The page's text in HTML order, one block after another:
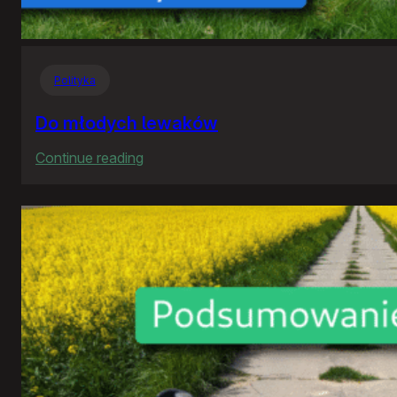
Polityka
Do młodych lewaków
Continue reading
młodych
lewaków